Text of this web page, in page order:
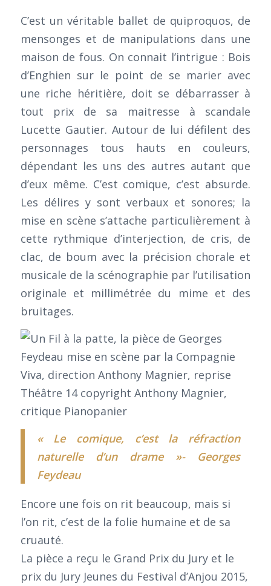
C’est un véritable ballet de quiproquos, de
mensonges et de manipulations dans une
maison de fous. On connait l’intrigue : Bois
d’Enghien sur le point de se marier avec
une riche héritière, doit se débarrasser à
tout prix de sa maitresse à scandale
Lucette Gautier. Autour de lui défilent des
personnages tous hauts en couleurs,
dépendant les uns des autres autant que
d’eux même. C’est comique, c’est absurde.
Les délires y sont verbaux et sonores; la
mise en scène s’attache particulièrement à
cette rythmique d’interjection, de cris, de
clac, de boum avec la précision chorale et
musicale de la scénographie par l’utilisation
originale et millimétrée du mime et des
bruitages.
« Le comique, c’est la réfraction
naturelle d’un drame »- Georges
Feydeau
Encore une fois on rit beaucoup, mais si
l’on rit, c’est de la folie humaine et de sa
cruauté.
La pièce a reçu le Grand Prix du Jury et le
prix du Jury Jeunes du Festival d’Anjou 2015,